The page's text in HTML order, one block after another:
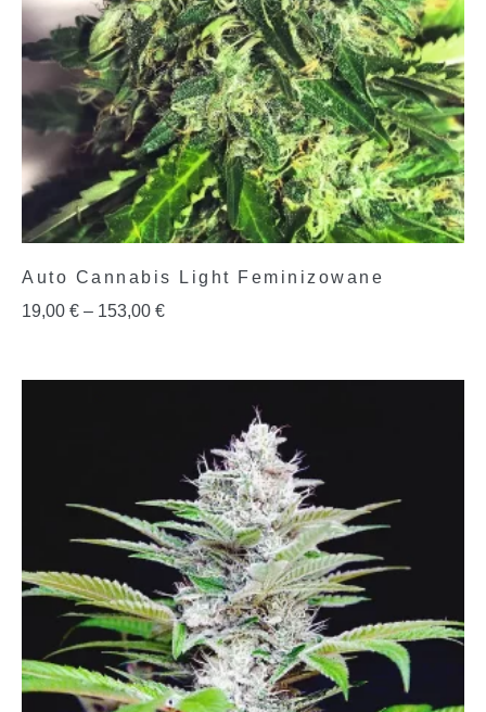
Auto Cannabis Light Feminizowane
19,00 € – 153,00 €